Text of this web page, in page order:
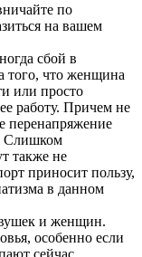
по
на вашем
сбой в
того, что женщина
или просто
работу. Причем не
перенапряжение
Слишком
также не
приносит пользу,
в данном
и женщин.
особенно если
сейчас